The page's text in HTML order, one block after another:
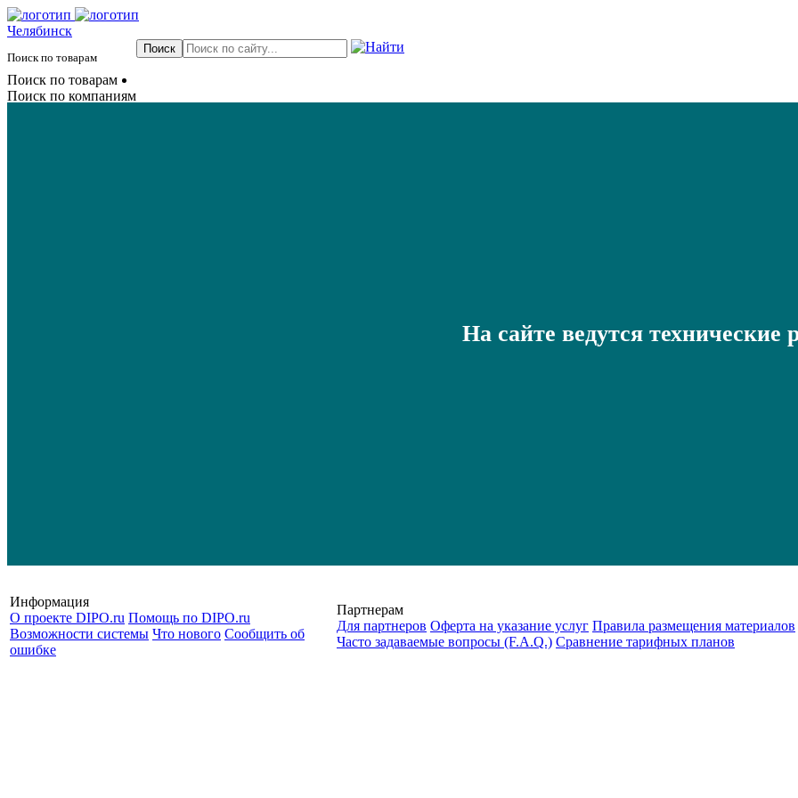
Челябинск
Поиск по товарам
Поиск по товарам
Поиск по компаниям
На сайте ведутся технические
Информация
О проекте DIPO.ru Помощь по DIPO.ru
Возможности системы Что нового Сообщить об
ошибке
Партнерам
Для партнеров Оферта на указание услуг Правила размещения материалов
Часто задаваемые вопросы (F.A.Q.) Cравнение тарифных планов